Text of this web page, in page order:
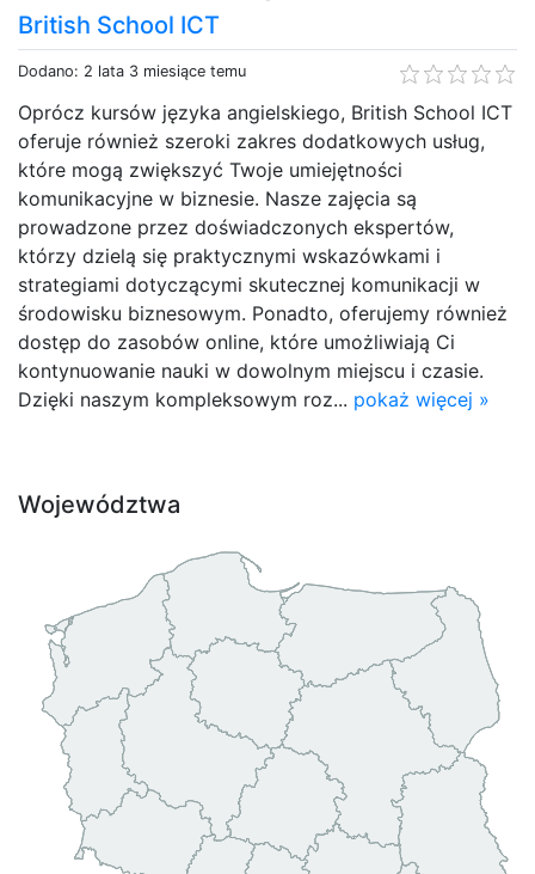
British School ICT
Dodano: 2 lata 3 miesiące temu
Oprócz kursów języka angielskiego, British School ICT
oferuje również szeroki zakres dodatkowych usług,
które mogą zwiększyć Twoje umiejętności
komunikacyjne w biznesie. Nasze zajęcia są
prowadzone przez doświadczonych ekspertów,
którzy dzielą się praktycznymi wskazówkami i
strategiami dotyczącymi skutecznej komunikacji w
środowisku biznesowym. Ponadto, oferujemy również
dostęp do zasobów online, które umożliwiają Ci
kontynuowanie nauki w dowolnym miejscu i czasie.
Dzięki naszym kompleksowym roz... pokaż więcej »
Województwa